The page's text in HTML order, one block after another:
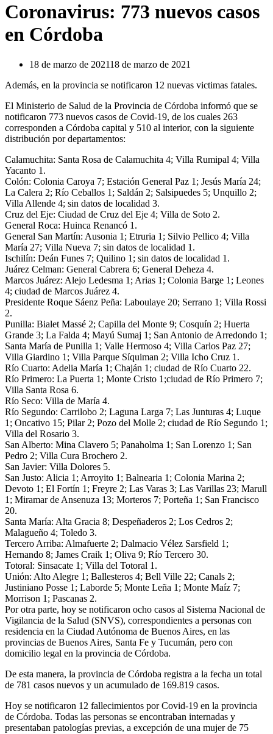
Coronavirus: 773 nuevos casos
en Córdoba
18 de marzo de 202118 de marzo de 2021
Además, en la provincia se notificaron 12 nuevas victimas fatales.
El Ministerio de Salud de la Provincia de Córdoba informó que se
notificaron 773 nuevos casos de Covid-19, de los cuales 263
corresponden a Córdoba capital y 510 al interior, con la siguiente
distribución por departamentos:
Calamuchita: Santa Rosa de Calamuchita 4; Villa Rumipal 4; Villa
Yacanto 1.
Colón: Colonia Caroya 7; Estación General Paz 1; Jesús María 24;
La Calera 2; Río Ceballos 1; Saldán 2; Salsipuedes 5; Unquillo 2;
Villa Allende 4; sin datos de localidad 3.
Cruz del Eje: Ciudad de Cruz del Eje 4; Villa de Soto 2.
General Roca: Huinca Renancó 1.
General San Martín: Ausonia 1; Etruria 1; Silvio Pellico 4; Villa
María 27; Villa Nueva 7; sin datos de localidad 1.
Ischilín: Deán Funes 7; Quilino 1; sin datos de localidad 1.
Juárez Celman: General Cabrera 6; General Deheza 4.
Marcos Juárez: Alejo Ledesma 1; Arias 1; Colonia Barge 1; Leones
4; ciudad de Marcos Juárez 4.
Presidente Roque Sáenz Peña: Laboulaye 20; Serrano 1; Villa Rossi
2.
Punilla: Bialet Massé 2; Capilla del Monte 9; Cosquín 2; Huerta
Grande 3; La Falda 4; Mayú Sumaj 1; San Antonio de Arredondo 1;
Santa María de Punilla 1; Valle Hermoso 4; Villa Carlos Paz 27;
Villa Giardino 1; Villa Parque Síquiman 2; Villa Icho Cruz 1.
Río Cuarto: Adelia María 1; Chaján 1; ciudad de Río Cuarto 22.
Río Primero: La Puerta 1; Monte Cristo 1;ciudad de Río Primero 7;
Villa Santa Rosa 6.
Río Seco: Villa de María 4.
Río Segundo: Carrilobo 2; Laguna Larga 7; Las Junturas 4; Luque
1; Oncativo 15; Pilar 2; Pozo del Molle 2; ciudad de Río Segundo 1;
Villa del Rosario 3.
San Alberto: Mina Clavero 5; Panaholma 1; San Lorenzo 1; San
Pedro 2; Villa Cura Brochero 2.
San Javier: Villa Dolores 5.
San Justo: Alicia 1; Arroyito 1; Balnearia 1; Colonia Marina 2;
Devoto 1; El Fortín 1; Freyre 2; Las Varas 3; Las Varillas 23; Marull
1; Miramar de Ansenuza 13; Morteros 7; Porteña 1; San Francisco
20.
Santa María: Alta Gracia 8; Despeñaderos 2; Los Cedros 2;
Malagueño 4; Toledo 3.
Tercero Arriba: Almafuerte 2; Dalmacio Vélez Sarsfield 1;
Hernando 8; James Craik 1; Oliva 9; Río Tercero 30.
Totoral: Sinsacate 1; Villa del Totoral 1.
Unión: Alto Alegre 1; Ballesteros 4; Bell Ville 22; Canals 2;
Justiniano Posse 1; Laborde 5; Monte Leña 1; Monte Maíz 7;
Morrison 1; Pascanas 2.
Por otra parte, hoy se notificaron ocho casos al Sistema Nacional de
Vigilancia de la Salud (SNVS), correspondientes a personas con
residencia en la Ciudad Autónoma de Buenos Aires, en las
provincias de Buenos Aires, Santa Fe y Tucumán, pero con
domicilio legal en la provincia de Córdoba.
De esta manera, la provincia de Córdoba registra a la fecha un total
de 781 casos nuevos y un acumulado de 169.819 casos.
Hoy se notificaron 12 fallecimientos por Covid-19 en la provincia
de Córdoba. Todas las personas se encontraban internadas y
presentaban patologías previas, a excepción de una mujer de 75